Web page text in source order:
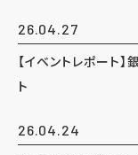
26.04.27
【イベントレポート
ト
26.04.24